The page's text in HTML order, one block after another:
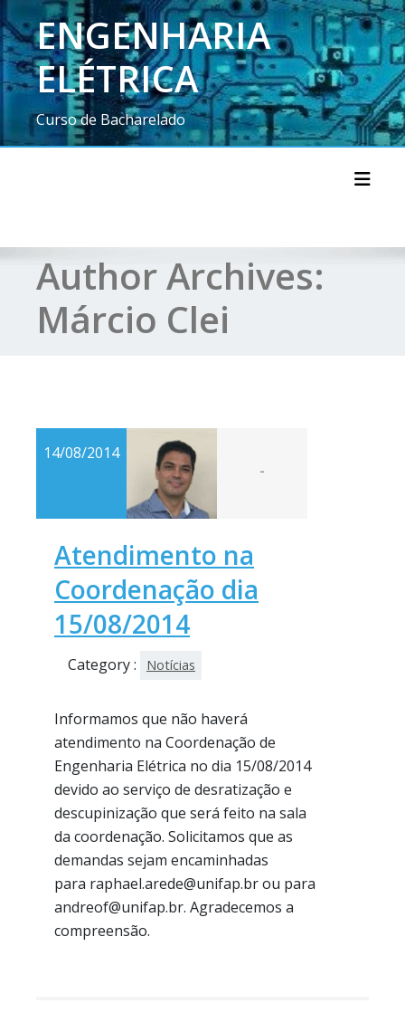
ENGENHARIA
ELÉTRICA
Curso de Bacharelado
Author Archives:
Márcio Clei
14/08/2014
-
Atendimento na
Coordenação dia
15/08/2014
Category : Notícias
Informamos que não haverá
atendimento na Coordenação de
Engenharia Elétrica no dia 15/08/2014
devido ao serviço de desratização e
descupinização que será feito na sala
da coordenação. Solicitamos que as
demandas sejam encaminhadas
para raphael.arede@unifap.br ou para
andreof@unifap.br. Agradecemos a
compreensão.